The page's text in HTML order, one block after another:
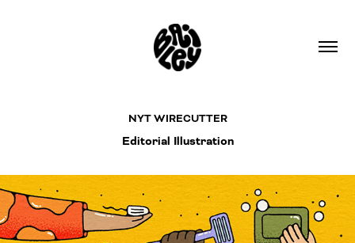
NYT WIRECUTTER
Editorial Illustration